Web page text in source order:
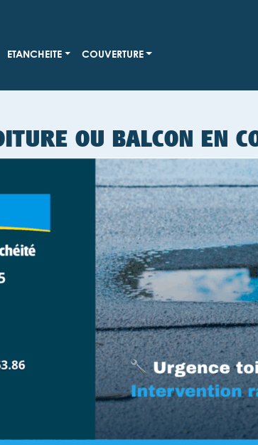
ETANCHEITE COUVERTURE
OU BALCON EN